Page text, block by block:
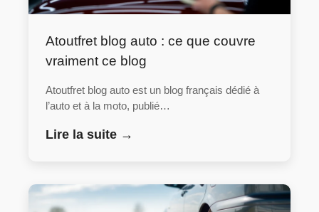
Atoutfret blog auto : ce que couvre
vraiment ce blog
Atoutfret blog auto est un blog français dédié à
l’auto et à la moto, publié…
Lire la suite →